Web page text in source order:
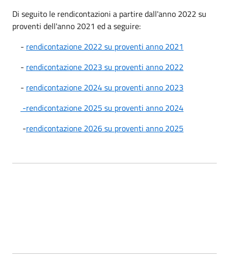
Di seguito le rendicontazioni a partire dall'anno 2022 su
proventi dell'anno 2021 ed a seguire:
- rendicontazione 2022 su proventi anno 2021
- rendicontazione 2023 su proventi anno 2022
- rendicontazione 2024 su proventi anno 2023
-rendicontazione 2025 su proventi anno 2024
-rendicontazione 2026 su proventi anno 2025